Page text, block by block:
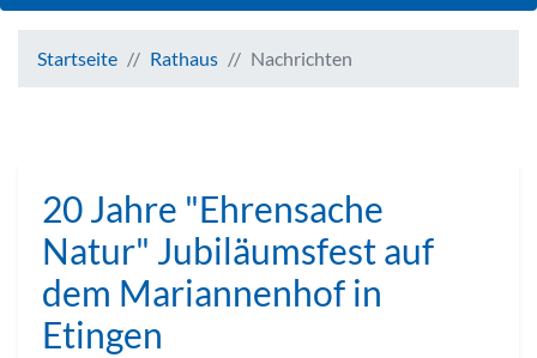
Startseite Rathaus Nachrichten
20 Jahre "Ehrensache
Natur" Jubiläumsfest auf
dem Mariannenhof in
Etingen